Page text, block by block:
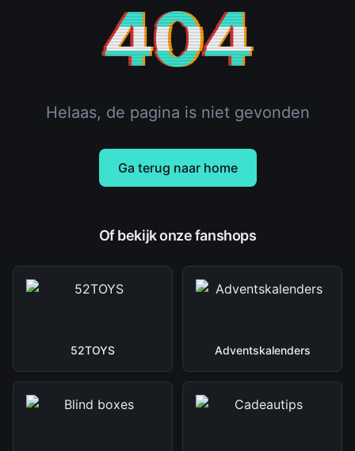
404
Helaas, de pagina is niet gevonden
Ga terug naar home
Of bekijk onze fanshops
52TOYS Adventskalenders